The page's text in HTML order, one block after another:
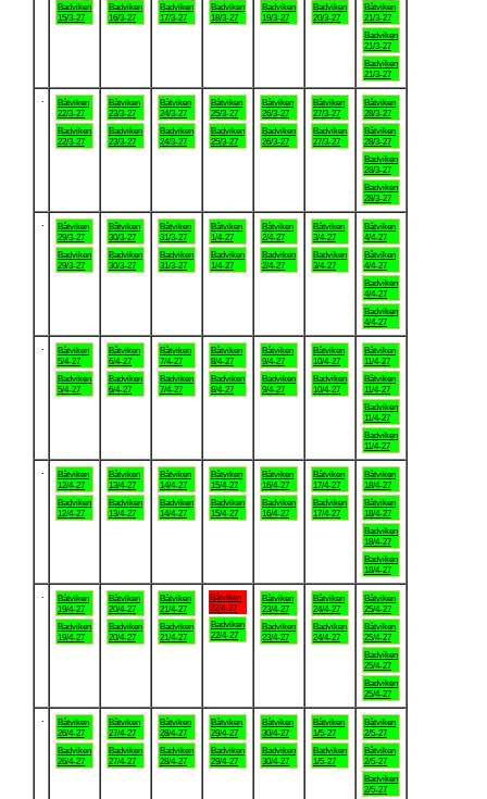
Badviken
15/3-27
Badviken
16/3-27
Badviken
17/3-27
Badviken
18/3-27
Badviken
19/3-27
Badviken
20/3-27
Båtviken
21/3-27
Badviken
21/3-27
Badviken
21/3-27
Båtviken
22/3-27
Badviken
22/3-27
Båtviken
23/3-27
Badviken
23/3-27
Båtviken
24/3-27
Badviken
24/3-27
Båtviken
25/3-27
Badviken
25/3-27
Båtviken
26/3-27
Badviken
26/3-27
Båtviken
27/3-27
Badviken
27/3-27
Båtviken
28/3-27
Båtviken
28/3-27
Badviken
28/3-27
Badviken
28/3-27
Båtviken
29/3-27
Badviken
29/3-27
Båtviken
30/3-27
Badviken
30/3-27
Båtviken
31/3-27
Badviken
31/3-27
Båtviken
1/4-27
Badviken
1/4-27
Båtviken
2/4-27
Badviken
2/4-27
Båtviken
3/4-27
Badviken
3/4-27
Båtviken
4/4-27
Båtviken
4/4-27
Badviken
4/4-27
Badviken
4/4-27
Båtviken
5/4-27
Badviken
5/4-27
Båtviken
6/4-27
Badviken
6/4-27
Båtviken
7/4-27
Badviken
7/4-27
Båtviken
8/4-27
Badviken
8/4-27
Båtviken
9/4-27
Badviken
9/4-27
Båtviken
10/4-27
Badviken
10/4-27
Båtviken
11/4-27
Båtviken
11/4-27
Badviken
11/4-27
Badviken
11/4-27
Båtviken
12/4-27
Badviken
12/4-27
Båtviken
13/4-27
Badviken
13/4-27
Båtviken
14/4-27
Badviken
14/4-27
Båtviken
15/4-27
Badviken
15/4-27
Båtviken
16/4-27
Badviken
16/4-27
Båtviken
17/4-27
Badviken
17/4-27
Båtviken
18/4-27
Båtviken
18/4-27
Badviken
18/4-27
Badviken
18/4-27
Båtviken
19/4-27
Badviken
19/4-27
Båtviken
20/4-27
Badviken
20/4-27
Båtviken
21/4-27
Badviken
21/4-27
Båtviken
22/4-27
Badviken
22/4-27
Båtviken
23/4-27
Badviken
23/4-27
Båtviken
24/4-27
Badviken
24/4-27
Båtviken
25/4-27
Båtviken
25/4-27
Badviken
25/4-27
Badviken
25/4-27
Båtviken
26/4-27
Badviken
26/4-27
Båtviken
27/4-27
Badviken
27/4-27
Båtviken
28/4-27
Badviken
28/4-27
Båtviken
29/4-27
Badviken
29/4-27
Båtviken
30/4-27
Badviken
30/4-27
Båtviken
1/5-27
Badviken
1/5-27
Båtviken
2/5-27
Båtviken
2/5-27
Badviken
2/5-27